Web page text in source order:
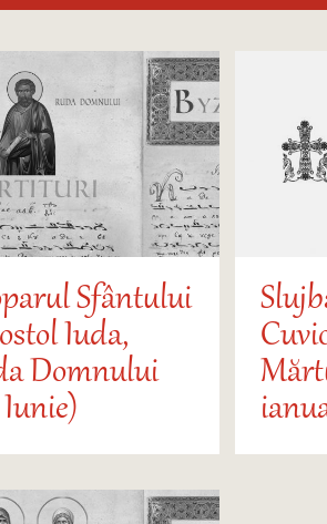
Sfântului
Iuda,
Domnului
Iunie)